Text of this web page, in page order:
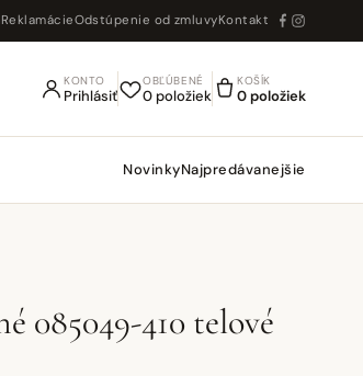
ReklamácieOdstúpenie od zmluvyKontakt
KONTO
Prihlásiť
OBĽÚBENÉ
0 položiek
KOŠÍK
0 položiek
NovinkyNajpredávanejšie
085049-410 telové